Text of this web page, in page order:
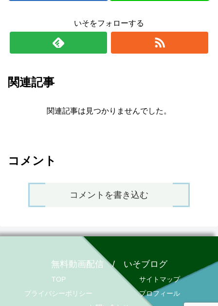
いそをフォローする
関連記事
関連記事は見つかりませんでした。
コメント
コメントを書き込む
無料動画配信 / いそブログ
TOP
サイトマップ
プライバシーポリシー
プロフィール